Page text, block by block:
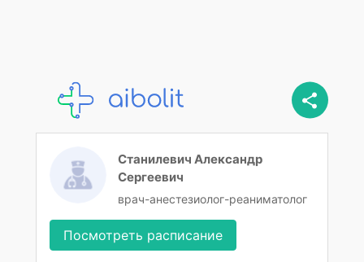
Станилевич Александр
Сергеевич
врач-анестезиолог-реаниматолог
Посмотреть расписание